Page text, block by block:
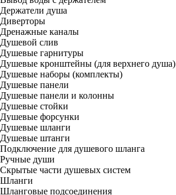
Держатели душа
Диверторы
Дренажные каналы
Душевой слив
Душевые гарнитуры
Душевые кронштейны (для верхнего душа)
Душевые наборы (комплекты)
Душевые панели
Душевые панели и колонны
Душевые стойки
Душевые форсунки
Душевые шланги
Душевые штанги
Подключение для душевого шланга
Ручные души
Скрытые части душевых систем
Шланги
Шланговые подсоединения